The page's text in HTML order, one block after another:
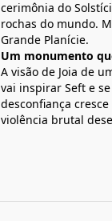
cerimônia do
rochas do mundo.
Grande Planície.
Um monumento
A visão de Joia de
vai inspirar Seft e
desconfiança
violência brutal